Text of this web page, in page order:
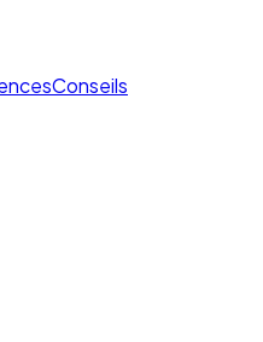
Conseils